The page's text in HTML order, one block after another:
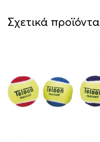
Σχετικά προϊόντα